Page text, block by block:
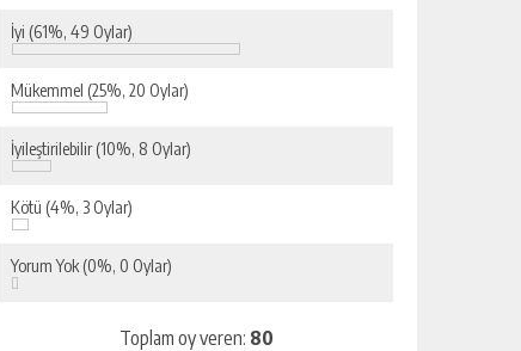
İyi (61%, 49 Oylar)
Mükemmel (25%, 20 Oylar)
İyileştirilebilir(10%, 8 Oylar)
Kötü (4%, 3 Oylar)
Yorum Yok (0%, 0 Oylar)
Toplam oy veren: 80